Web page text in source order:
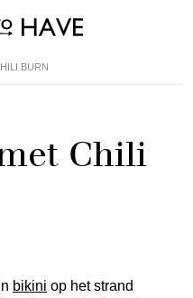
BURN
Chili
bikini op het strand